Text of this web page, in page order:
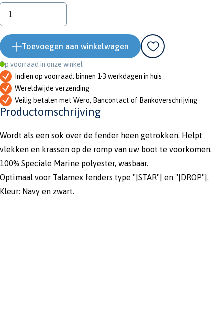
Toevoegen aan winkelwagen
Op voorraad in onze winkel
Indien op voorraad: binnen 1-3 werkdagen in huis
Wereldwijde verzending
Veilig betalen met Wero, Bancontact of Bankoverschrijving
Productomschrijving
Wordt als een sok over de fender heen getrokken. Helpt
vlekken en krassen op de romp van uw boot te voorkomen.
100% Speciale Marine polyester, wasbaar.
Optimaal voor Talamex fenders type "|STAR"| en "|DROP"|.
Kleur: Navy en zwart.